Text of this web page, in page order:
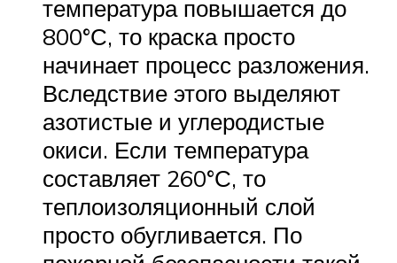
температура повышается до
800°С, то краска просто
начинает процесс разложения.
Вследствие этого выделяют
азотистые и углеродистые
окиси. Если температура
составляет 260°С, то
теплоизоляционный слой
просто обугливается. По